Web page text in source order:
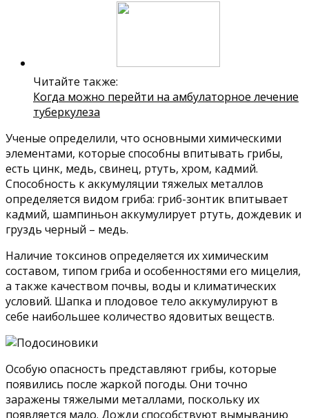
Читайте также:
Когда можно перейти на амбулаторное лечение
туберкулеза
Ученые определили, что основными химическими
элементами, которые способны впитывать грибы,
есть цинк, медь, свинец, ртуть, хром, кадмий.
Способность к аккумуляции тяжелых металлов
определяется видом гриба: гриб-зонтик впитывает
кадмий, шампиньон аккумулирует ртуть, дождевик и
груздь черный – медь.
Наличие токсинов определяется их химическим
составом, типом гриба и особенностями его мицелия,
а также качеством почвы, воды и климатических
условий. Шапка и плодовое тело аккумулируют в
себе наибольшее количество ядовитых веществ.
Особую опасность представляют грибы, которые
появились после жаркой погоды. Они точно
заражены тяжелыми металлами, поскольку их
появляется мало. Дожди способствуют вымыванию